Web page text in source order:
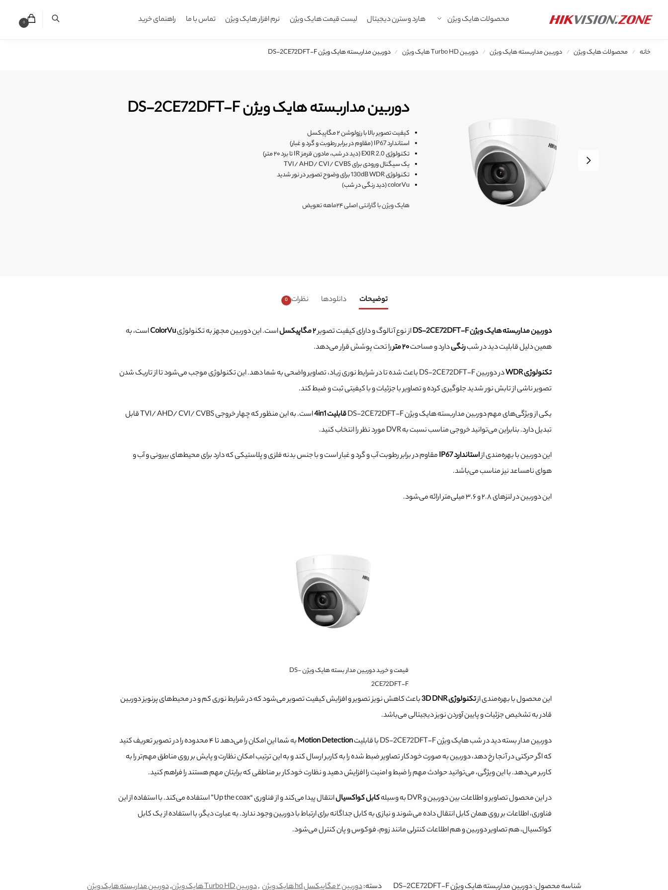
محصولات هایک ویژن هارد وسترن دیجیتال لیست قیمت هایک ویژن نرم افزار هایک ویژن تماس با ما راهنمای خرید محصولات جدید
جستجو
0
خانه / محصولات هایک ویژن / دوربین مداربسته هایک ویژن / دوربین Turbo HD هایک ویژن / دوربین مداربسته هایک ویژن DS-2CE72DFT-F
دوربین مداربسته هایک ویژن DS-2CE72DFT-F
کیفیت تصویر بالا با رزولوشن ۲ مگاپیکسل
استاندارد IP67 (مقاوم در برابر رطوبت و گرد و غبار)
تکنولوژی EXIR 2.0 (دید در شب، مادون قرمز IR تا برد ۲۰ متر)
یک سیگنال ورودی برای TVI/ AHD/ CVI/ CVBS
تکنولوژی 130dB WDR برای وضوح تصویر در نور شدید
colorVu (دید رنگی در شب)
هایک ویژن با گارانتی اصلی ۲۴ماهه تعویض
توضیحات دانلودها نظرات 0
دوربین مداربسته هایک ویژن DS-2CE72DFT-F از نوع آنالوگ و دارای کیفیت تصویر۲ مگاپیکسل است. این دوربین مجهز به تکنولوژیColorVuاست، به
همین دلیل قابلیت دید در شبرنگیدارد و مساحت۲۰ متر را تحت پوشش قرار می‌دهد.
تکنولوژیWDR
در دوربین DS-2CE72DFT-F باعث شده تا در شرایط نوری زیاد، تصاویر واضحی به شما دهد. این تکنولوژی موجب می‌شود تا از تاریک شدن
تصویر ناشی از تابش نور شدید جلوگیری کرده و تصاویر با جزئیات و با کیفیتی ثبت و ضبط کند.
یکی از ویژگی‌های مهم دوربین مداربسته هایک ویژن DS-2CE72DFT-F قابلیت 4in1
است. به این منظور که چهار خروجی TVI/ AHD/ CVI/ CVBS قابل
تبدیل دارد. بنابراین می‌توانید خروجی مناسب نسبت به DVR مورد نظر را انتخاب کنید.
این دوربین با بهره‌مندی ازاستاندارد IP67
مقاوم در برابر رطوبت آب و گرد و غبار است و با جنس بدنه فلزی و پلاستیکی که دارد برای محیط‌های بیرونی و آب و
هوای نامساعد نیز مناسب می‌باشد.
این دوربین در لنز‌های ۲.۸ و ۳.۶ میلی‌متر ارائه می‌شود.
قیمت و خرید دوربین مدار بسته هایک ویژن DS-
2CE72DFT-F
این محصول با بهره‌مندی ازتکنولوژی 3D DNR
باعث کاهش نویز تصویر و افزایش کیفیت تصویر می‌شود که در شرایط نوری کم و در محیط‌های پرنویز دوربین
قادر به تشخیص جزئیات و پایین آوردن نویز دیجیتالی می‌باشد.
دوربین مدار بسته دید در شب هایک ویژن DS-2CE72DFT-F با قابلیت Motion Detection
به شما این امکان را می‌دهد تا ۴ محدوده را در تصویر تعریف کنید
که اگر حرکتی در آنجا رخ دهد، دوربین به صورت خودکار تصاویر ضبط شده را به کاربر ارسال کند و به این ترتیب امکان نظارت و پایش بر روی مناطق مهم‌تر را به
کاربر می‌دهد. با این ویژگی، می‌توانید حوادث مهم را ضبط و امنیت را افزایش دهید و نظارت خودکار بر مناطقی که برایتان مهم هستند را فراهم کنید.
در این محصول تصاویر و اطلاعات بین دوربین و DVR به وسیله کابل کواکسیال
انتقال پیدا می‌کند و از فناوری “Up the coax” استفاده می‌کند. با استفاده از این
فناوری، اطلاعات بر روی همان کابل انتقال داده می‌شوند و نیازی به کابل جداگانه برای ارتباط با دوربین وجود ندارد. به عبارت دیگر، با استفاده از یک کابل
کواکسیال، هم تصاویر دوربین و هم اطلاعات کنترلی مانند زوم، فوکوس و پان کنترل می‌شود.
شناسه محصول:دوربین مداربسته هایک ویژن DS-2CE72DFT-F دسته:دوربین ۲ مگاپیکسل hd هایک ویژن ,دوربین Turbo HD هایک ویژن ,دوربین مداربسته هایک ویژن